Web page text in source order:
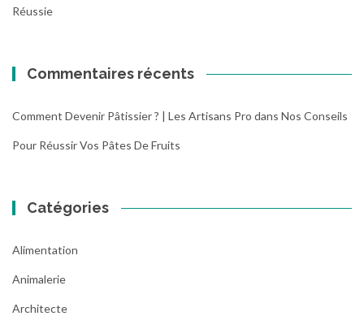
Réussie
Commentaires récents
Comment Devenir Pâtissier ? | Les Artisans Pro dans Nos Conseils
Pour Réussir Vos Pâtes De Fruits
Catégories
Alimentation
Animalerie
Architecte